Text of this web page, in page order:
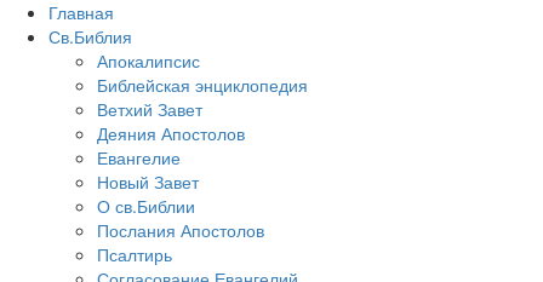
Главная
Св.Библия
Апокалипсис
Библейская энциклопедия
Ветхий Завет
Деяния Апостолов
Евангелие
Новый Завет
О св.Библии
Послания Апостолов
Псалтирь